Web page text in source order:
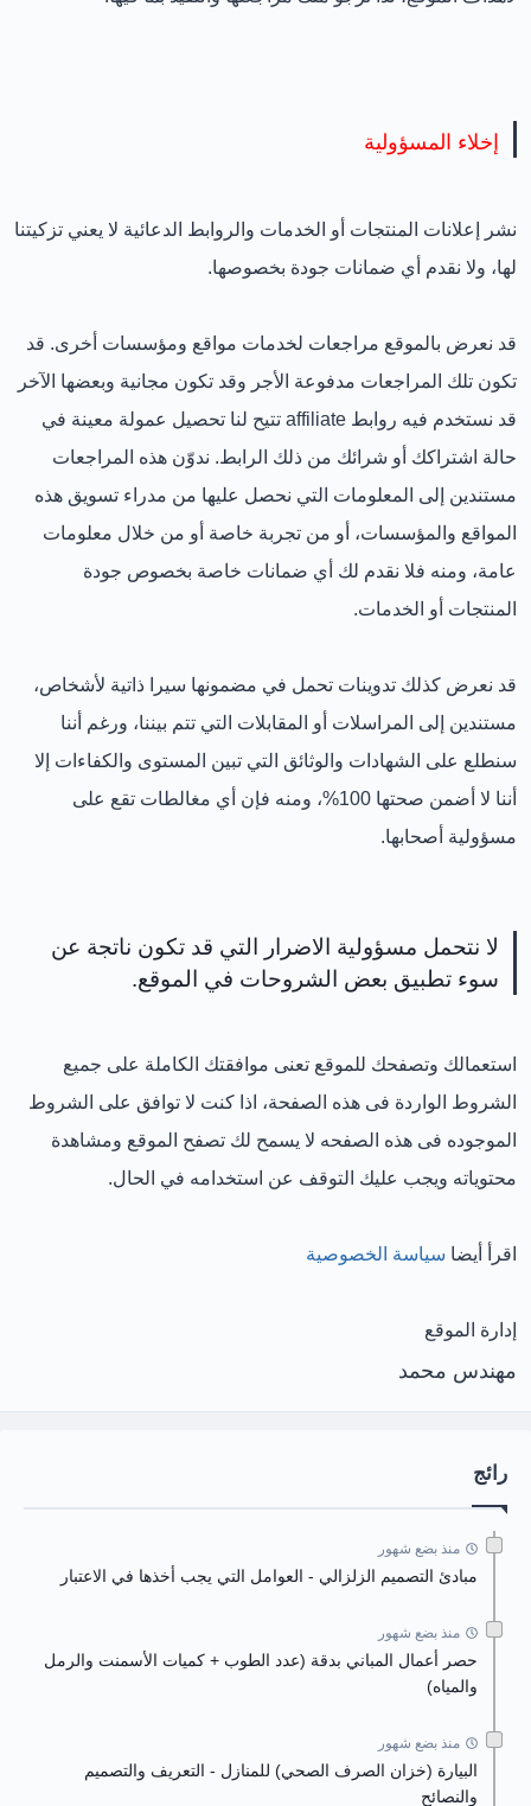
إخلاء المسؤولية
نشر إعلانات المنتجات أو الخدمات والروابط الدعائية لا يعني تزكيتنا
لها، ولا نقدم أي ضمانات جودة بخصوصها.
قد نعرض بالموقع مراجعات لخدمات مواقع ومؤسسات أخرى. قد
تكون تلك المراجعات مدفوعة الأجر وقد تكون مجانية وبعضها الآخر
قد نستخدم فيه روابط affiliate تتيح لنا تحصيل عمولة معينة في
حالة اشتراكك أو شرائك من ذلك الرابط. ندوّن هذه المراجعات
مستندين إلى المعلومات التي نحصل عليها من مدراء تسويق هذه
المواقع والمؤسسات، أو من تجربة خاصة أو من خلال معلومات
عامة، ومنه فلا نقدم لك أي ضمانات خاصة بخصوص جودة
المنتجات أو الخدمات.
قد نعرض كذلك تدوينات تحمل في مضمونها سيرا ذاتية لأشخاص،
مستندين إلى المراسلات أو المقابلات التي تتم بيننا، ورغم أننا
سنطلع على الشهادات والوثائق التي تبين المستوى والكفاءات إلا
أننا لا أضمن صحتها 100%، ومنه فإن أي مغالطات تقع على
مسؤولية أصحابها.
لا نتحمل مسؤولية الاضرار التي قد تكون ناتجة عن
سوء تطبيق بعض الشروحات في الموقع.
استعمالك وتصفحك للموقع تعنى موافقتك الكاملة على جميع
الشروط الواردة فى هذه الصفحة، اذا كنت لا توافق على الشروط
الموجوده فى هذه الصفحه لا يسمح لك تصفح الموقع ومشاهدة
محتوياته ويجب عليك التوقف عن استخدامه في الحال.
اقرأ أيضا سياسة الخصوصية
إدارة الموقع
مهندس محمد
رائج
منذ بضع شهور
مبادئ التصميم الزلزالي - العوامل التي يجب أخذها في الاعتبار
منذ بضع شهور
حصر أعمال المباني بدقة (عدد الطوب + كميات الأسمنت والرمل
والمياه)
منذ بضع شهور
البيارة (خزان الصرف الصحي) للمنازل - التعريف والتصميم
والنصائح